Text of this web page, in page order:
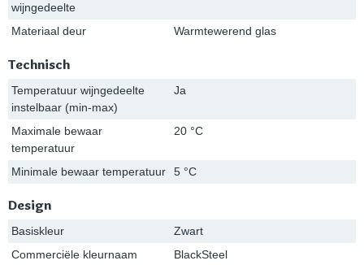
wijngedeelte
Materiaal deur Warmtewerend glas
Technisch
Temperatuur wijngedeelte
instelbaar (min-max)
Ja
Maximale bewaar
temperatuur
20 °C
Minimale bewaar temperatuur 5 °C
Design
Basiskleur
Zwart
Commerciële kleurnaam
BlackSteel